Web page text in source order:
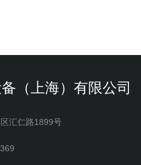
（上海）有限公司
汇仁路1899号